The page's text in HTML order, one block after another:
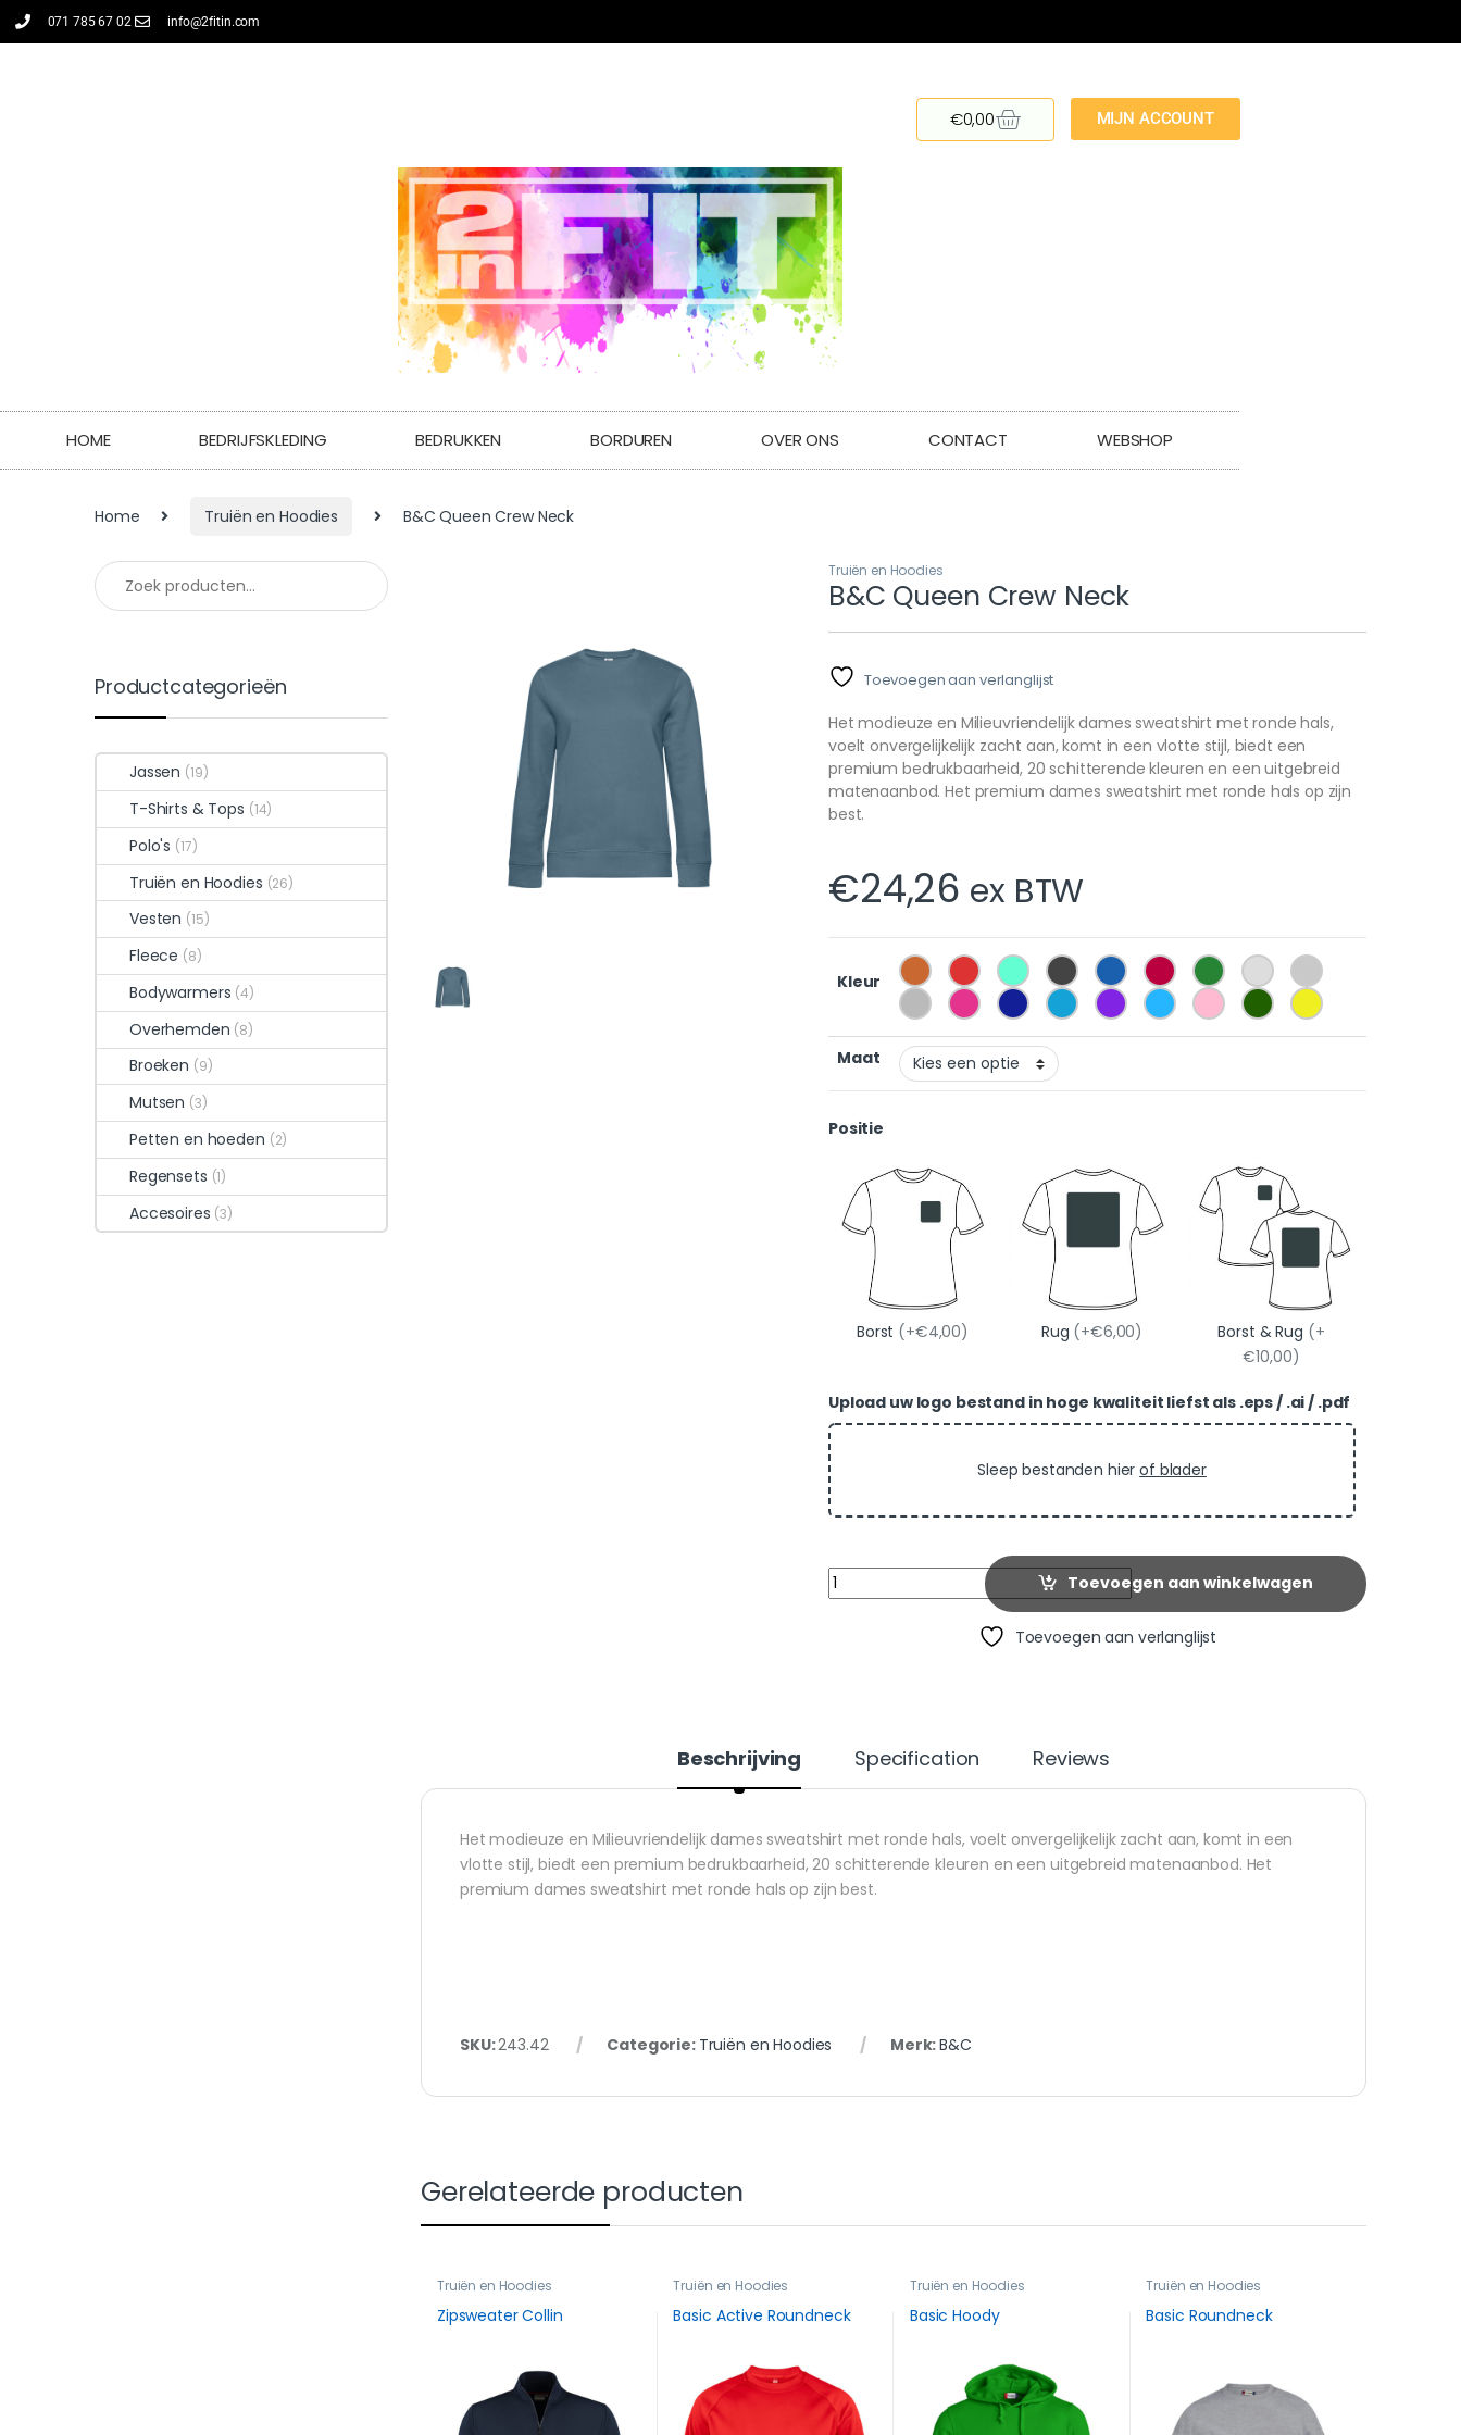
071 785 67 02 info@2fitin.com
€0,00 MIJN ACCOUNT
HOME BEDRIJFSKLEDING BEDRUKKEN BORDUREN OVER ONS CONTACT WEBSHOP
Home Truiën en Hoodies B&C Queen Crew Neck
Truiën en Hoodies
B&C Queen Crew Neck
Toevoegen aan verlanglijst
Het modieuze en Milieuvriendelijk dames sweatshirt met ronde hals,
voelt onvergelijkelijk zacht aan, komt in een vlotte stijl, biedt een
premium bedrukbaarheid, 20 schitterende kleuren en een uitgebreid
matenaanbod. Het premium dames sweatshirt met ronde hals op zijn
best.
€24,26 ex BTW
Kleur
Maat
Positie
Borst (+€4,00) Rug (+€6,00) Borst & Rug (+
€10,00)
Upload uw logo bestand in hoge kwaliteit liefst als .eps / .ai / .pdf
Sleep bestanden hierof blader
Quantity Toevoegen aan winkelwagen
Toevoegen aan verlanglijst
Beschrijving Specification Reviews
Het modieuze en Milieuvriendelijk dames sweatshirt met ronde hals, voelt onvergelijkelijk zacht aan, komt in een
vlotte stijl, biedt een premium bedrukbaarheid, 20 schitterende kleuren en een uitgebreid matenaanbod. Het
premium dames sweatshirt met ronde hals op zijn best.
SKU:243.42 Categorie: Truiën en Hoodies Merk:B&C
Gerelateerde producten
Truiën en Hoodies
Zipsweater Collin
Truiën en Hoodies
Basic Active Roundneck
Truiën en Hoodies
Basic Hoody
Truiën en Hoodies
Basic Roundneck
Productcategorieën
Jassen (19)
T-Shirts & Tops (14)
Polo's (17)
Truiën en Hoodies (26)
Vesten (15)
Fleece (8)
Bodywarmers (4)
Overhemden (8)
Broeken (9)
Mutsen (3)
Petten en hoeden (2)
Regensets (1)
Accesoires (3)